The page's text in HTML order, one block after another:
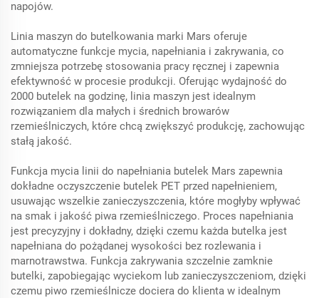
napojów.
Linia maszyn do butelkowania marki Mars oferuje
automatyczne funkcje mycia, napełniania i zakrywania, co
zmniejsza potrzebę stosowania pracy ręcznej i zapewnia
efektywność w procesie produkcji. Oferując wydajność do
2000 butelek na godzinę, linia maszyn jest idealnym
rozwiązaniem dla małych i średnich browarów
rzemieślniczych, które chcą zwiększyć produkcję, zachowując
stałą jakość.
Funkcja mycia linii do napełniania butelek Mars zapewnia
dokładne oczyszczenie butelek PET przed napełnieniem,
usuwając wszelkie zanieczyszczenia, które mogłyby wpływać
na smak i jakość piwa rzemieślniczego. Proces napełniania
jest precyzyjny i dokładny, dzięki czemu każda butelka jest
napełniana do pożądanej wysokości bez rozlewania i
marnotrawstwa. Funkcja zakrywania szczelnie zamknie
butelki, zapobiegając wyciekom lub zanieczyszczeniom, dzięki
czemu piwo rzemieślnicze dociera do klienta w idealnym